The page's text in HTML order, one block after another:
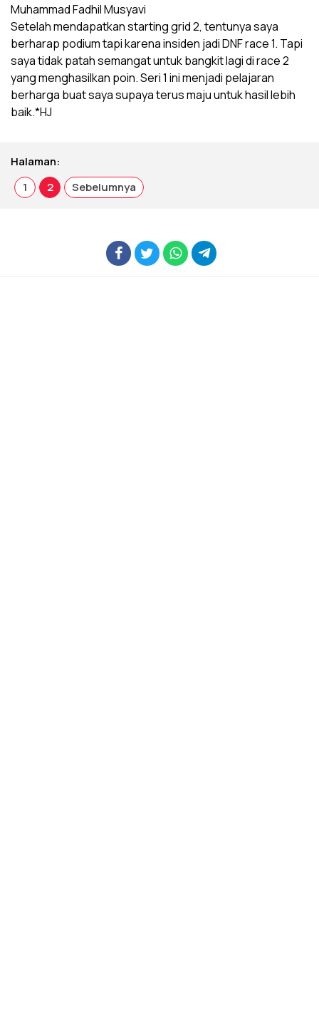
Muhammad Fadhil Musyavi
Setelah mendapatkan starting grid 2, tentunya saya
berharap podium tapi karena insiden jadi DNF race 1. Tapi
saya tidak patah semangat untuk bangkit lagi di race 2
yang menghasilkan poin. Seri 1 ini menjadi pelajaran
berharga buat saya supaya terus maju untuk hasil lebih
baik.*HJ
Halaman:
1
2 Sebelumnya